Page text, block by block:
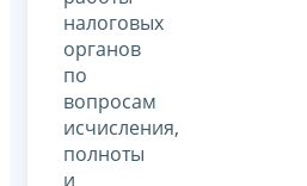
налоговых
органов
по
вопросам
исчисления,
полноты
и